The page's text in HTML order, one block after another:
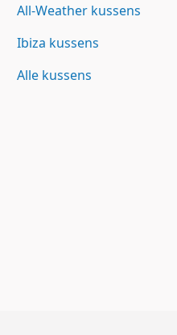
All-Weather kussens
Ibiza kussens
Alle kussens